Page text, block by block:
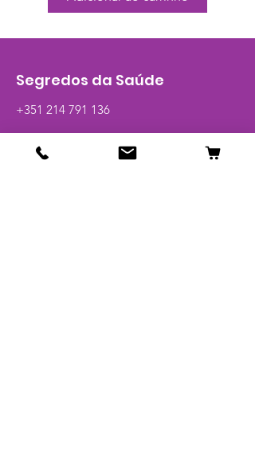
Segredos da Saúde
+351 214 791 136
Loja